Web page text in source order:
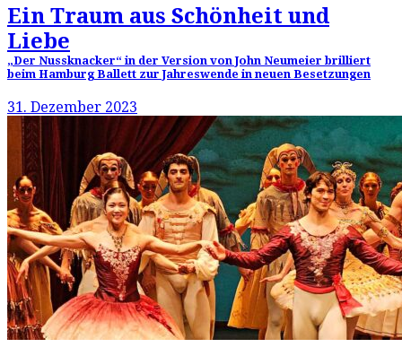
Ein Traum aus Schönheit und
Liebe
„Der Nussknacker“ in der Version von John Neumeier brilliert
beim Hamburg Ballett zur Jahreswende in neuen Besetzungen
31. Dezember 2023